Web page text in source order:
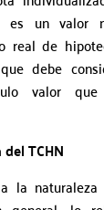
es un valor
real de
debe
valor que
TCHN
la